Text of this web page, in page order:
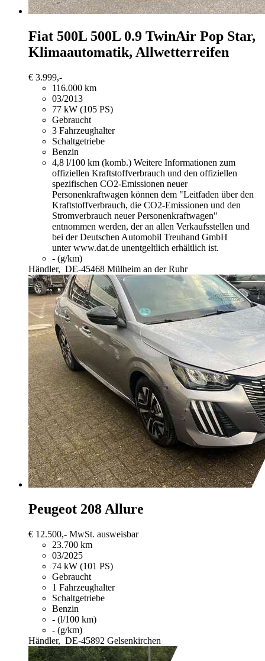
Fiat 500L 500L 0.9 TwinAir Pop Star,
Klimaautomatik, Allwetterreifen
€ 3.999,-
116.000 km
03/2013
77 kW (105 PS)
Gebraucht
3 Fahrzeughalter
Schaltgetriebe
Benzin
4,8 l/100 km (komb.) Weitere Informationen zum
offiziellen Kraftstoffverbrauch und den offiziellen
spezifischen CO2-Emissionen neuer
Personenkraftwagen können dem "Leitfaden über den
Kraftstoffverbrauch, die CO2-Emissionen und den
Stromverbrauch neuer Personenkraftwagen"
entnommen werden, der an allen Verkaufsstellen und
bei der Deutschen Automobil Treuhand GmbH
unter www.dat.de unentgeltlich erhältlich ist.
- (g/km)
Händler, DE-45468 Mülheim an der Ruhr
Peugeot 208Allure
€ 12.500,- MwSt. ausweisbar
23.700 km
03/2025
74 kW (101 PS)
Gebraucht
1 Fahrzeughalter
Schaltgetriebe
Benzin
- (l/100 km)
- (g/km)
Händler, DE-45892 Gelsenkirchen